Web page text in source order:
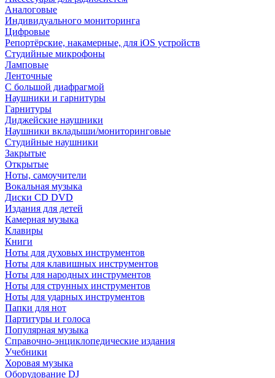
Аналоговые
Индивидуального мониторинга
Цифровые
Репортёрские, накамерные, для iOS устройств
Студийные микрофоны
Ламповые
Ленточные
С большой диафрагмой
Наушники и гарнитуры
Гарнитуры
Диджейские наушники
Наушники вкладыши/мониторинговые
Студийные наушники
Закрытые
Открытые
Ноты, самоучители
Вокальная музыка
Диски CD DVD
Издания для детей
Камерная музыка
Клавиры
Книги
Ноты для духовых инструментов
Ноты для клавишных инструментов
Ноты для народных инструментов
Ноты для струнных инструментов
Ноты для ударных инструментов
Папки для нот
Партитуры и голоса
Популярная музыка
Справочно-энциклопедические издания
Учебники
Хоровая музыка
Оборудование DJ